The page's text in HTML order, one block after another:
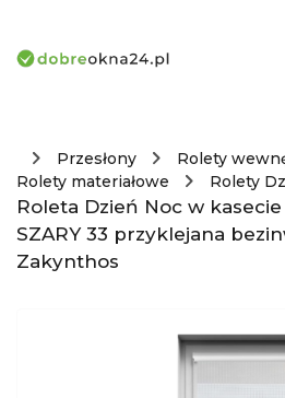
Przesłony
Rolety
Rolety materiałowe
Rolety
Roleta Dzień Noc w kasecie
SZARY 33 przyklejana
Zakynthos